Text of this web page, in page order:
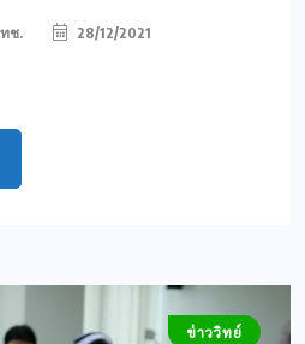
ช. 28/12/2021
ข่าววิทย์